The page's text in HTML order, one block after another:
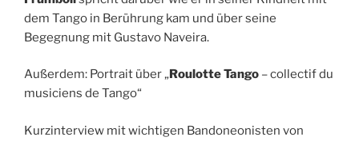
dem Tango in Berührung kam und über seine
Begegnung mit Gustavo Naveira.
Außerdem: Portrait über „Roulotte Tango – collectif du
musiciens de Tango“
Kurzinterview mit wichtigen Bandoneonisten von